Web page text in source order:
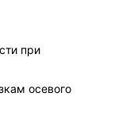
при
осевого